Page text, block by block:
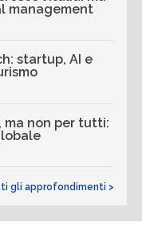
management
startup, AI e
ma non per tutti:
gli approfondimenti >